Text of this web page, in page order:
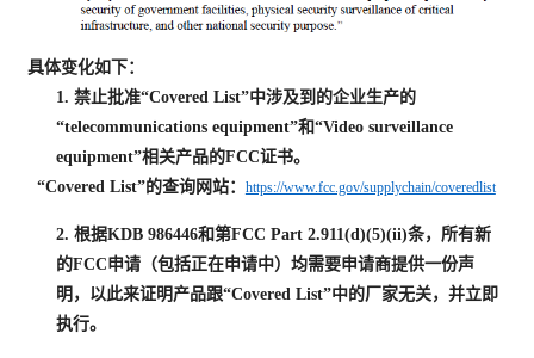
具体变化如下：
1. 禁止批准“Covered List”中涉及到的企业生产的
“telecommunications equipment”和“Video surveillance
equipment”相关产品的FCC证书。
“Covered List”的查询网站： https://www.fcc.gov/supplychain/coveredlist
2. 根据KDB 986446和第FCC Part 2.911(d)(5)(ii)条， 所有新
的FCC申请（包括正在申请中）均需要申请商提供一份声
明，以此来证明产品跟“Covered List”中的厂家无关，并立即
执行。